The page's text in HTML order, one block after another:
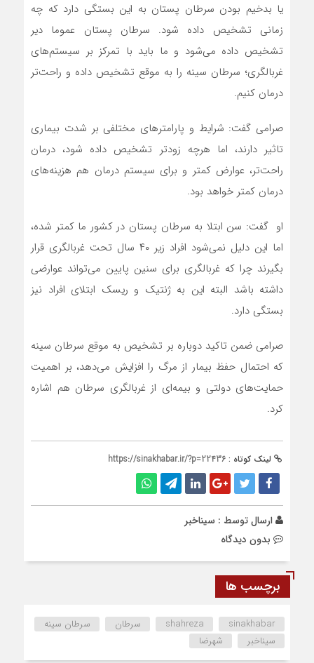
یا بدخیم بودن سرطان پستان به این بستگی دارد که چه
زمانی تشخیص داده شود. سرطان پستان عموما دیر
تشخیص داده می‌شود و ما باید با تمرکز بر سیستم‌های
غربالگری؛ سرطان سینه را به موقع تشخیص داده و راحت‌تر
درمان کنیم.
صرامی گفت: شرایط و پارامتر‌های مختلفی بر شدت بیماری
تاثیر دارند، اما هرچه زودتر تشخیص داده شود، درمان
راحت‌تر، عوارض کمتر و برای سیستم درمان هم هزینه‌های
درمان کمتر خواهد بود.
او گفت: سن ابتلا به سرطان پستان در کشور ما کمتر شده،
اما این دلیل نمی‌شود افراد زیر ۴۰ سال تحت غربالگری قرار
بگیرند چرا که غربالگری برای سنین پایین می‌تواند عوارضی
داشته باشد البته این به ژنتیک و ریسک ابتلای افراد نیز
بستگی دارد.
صرامی ضمن تاکید دوباره بر تشخیص به موقع سرطان سینه
که احتمال حفظ بیمار از مرگ را افزایش می‌دهد، بر اهمیت
حمایت‌های دولتی و بیمه‌ای از غربالگری سرطان هم اشاره
کرد.
لینک کوتاه : https://sinakhabar.ir/?p=22436
ارسال توسط : سیناخبر
بدون دیدگاه
برچسب ها
shahreza sinakhabar سرطان
سرطان سینه
سیناخبر
شهرضا